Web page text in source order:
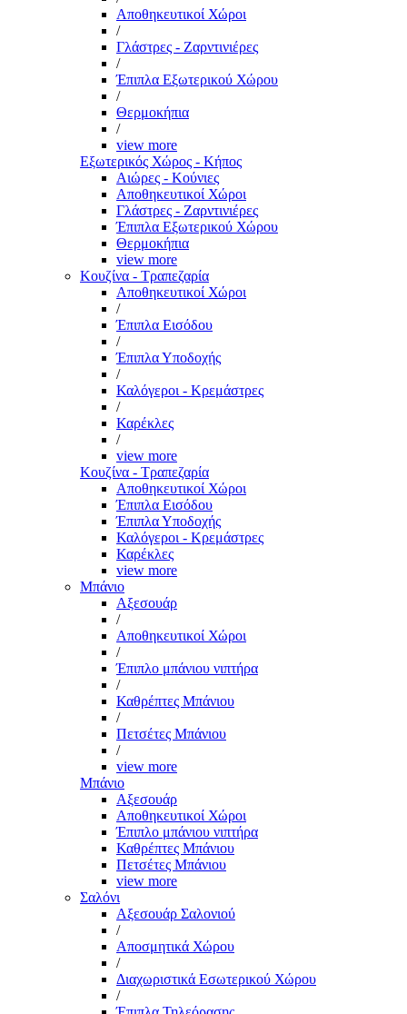
Αποθηκευτικοί Χώροι
/
Γλάστρες - Ζαρντινιέρες
/
Έπιπλα Εξωτερικού Χώρου
/
Θερμοκήπια
/
view more
Εξωτερικός Χώρος - Κήπος
Αιώρες - Κούνιες
Αποθηκευτικοί Χώροι
Γλάστρες - Ζαρντινιέρες
Έπιπλα Εξωτερικού Χώρου
Θερμοκήπια
view more
Κουζίνα - Τραπεζαρία
Αποθηκευτικοί Χώροι
/
Έπιπλα Εισόδου
/
Έπιπλα Υποδοχής
/
Καλόγεροι - Κρεμάστρες
/
Καρέκλες
/
view more
Κουζίνα - Τραπεζαρία
Αποθηκευτικοί Χώροι
Έπιπλα Εισόδου
Έπιπλα Υποδοχής
Καλόγεροι - Κρεμάστρες
Καρέκλες
view more
Μπάνιο
Αξεσουάρ
/
Αποθηκευτικοί Χώροι
/
Έπιπλο μπάνιου νιπτήρα
/
Καθρέπτες Μπάνιου
/
Πετσέτες Μπάνιου
/
view more
Μπάνιο
Αξεσουάρ
Αποθηκευτικοί Χώροι
Έπιπλο μπάνιου νιπτήρα
Καθρέπτες Μπάνιου
Πετσέτες Μπάνιου
view more
Σαλόνι
Αξεσουάρ Σαλονιού
/
Αποσμητικά Χώρου
/
Διαχωριστικά Εσωτερικού Χώρου
/